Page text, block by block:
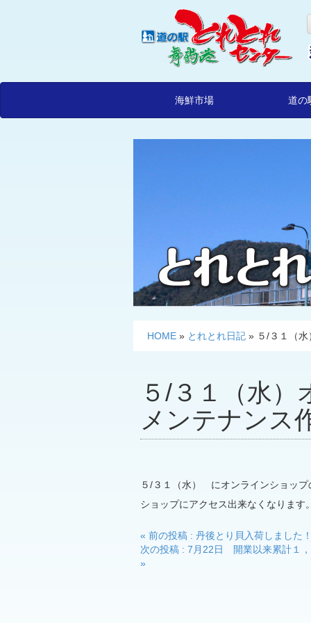
海鮮市場 道の
HOME » とれとれ日記 » ５/３１（
５/３１（水
メンテナンス
５/３１（水） にオンラインショップ
ショップにアクセス出来なくなります
投
稿
« 前の投稿 : 丹後とり貝入荷しました！
次の投稿 : 7月22日 開業以来累計
»